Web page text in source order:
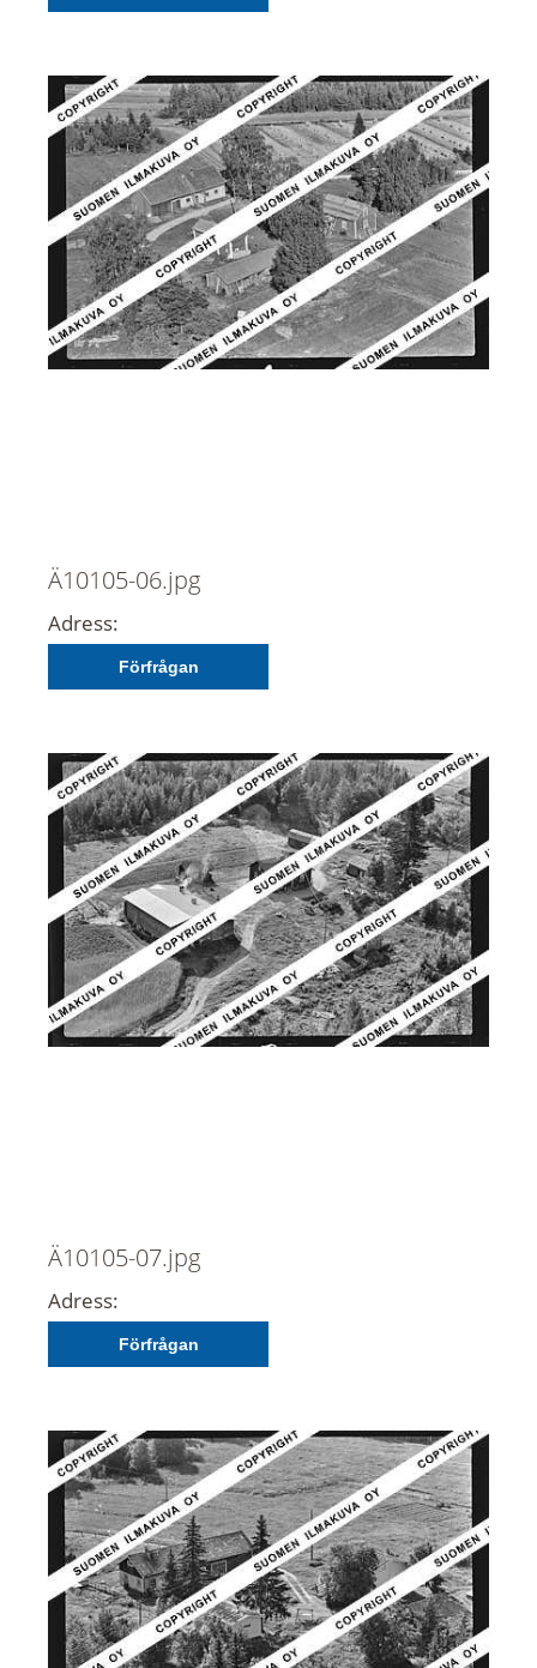
Ä10105-06.jpg
Adress:
Förfrågan
Ä10105-07.jpg
Adress:
Förfrågan